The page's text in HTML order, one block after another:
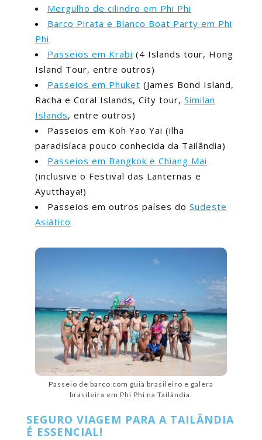
Mergulho de cilindro em Phi Phi
Barco Pirata e Blanco Boat Party em Phi
Phi
Passeios em Krabi (4 Islands tour, Hong
Island Tour, entre outros)
Passeios em Phuket (James Bond Island,
Racha e Coral Islands, City tour, Similan
Islands, entre outros)
Passeios em Koh Yao Yai (ilha
paradisíaca pouco conhecida da Tailândia)
Passeios em Bangkok e Chiang Mai
(inclusive o Festival das Lanternas e
Ayutthaya!)
Passeios em outros países do Sudeste
Asiático
Passeio de barco com guia brasileiro e galera
brasileira em Phi Phi na Tailândia.
SEGURO VIAGEM PARA A TAILÂNDIA
É ESSENCIAL!